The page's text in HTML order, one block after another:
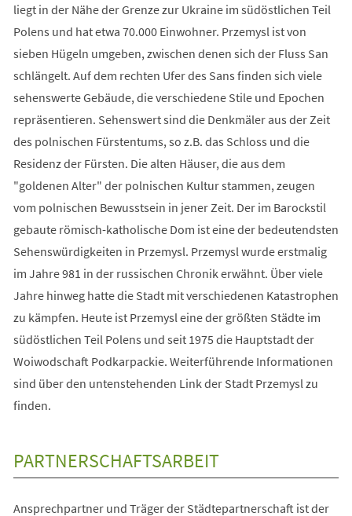
liegt in der Nähe der Grenze zur Ukraine im südöstlichen Teil
Polens und hat etwa 70.000 Einwohner. Przemysl ist von
sieben Hügeln umgeben, zwischen denen sich der Fluss San
schlängelt. Auf dem rechten Ufer des Sans finden sich viele
sehenswerte Gebäude, die verschiedene Stile und Epochen
repräsentieren. Sehenswert sind die Denkmäler aus der Zeit
des polnischen Fürstentums, so z.B. das Schloss und die
Residenz der Fürsten. Die alten Häuser, die aus dem
"goldenen Alter" der polnischen Kultur stammen, zeugen
vom polnischen Bewusstsein in jener Zeit. Der im Barockstil
gebaute römisch-katholische Dom ist eine der bedeutendsten
Sehenswürdigkeiten in Przemysl. Przemysl wurde erstmalig
im Jahre 981 in der russischen Chronik erwähnt. Über viele
Jahre hinweg hatte die Stadt mit verschiedenen Katastrophen
zu kämpfen. Heute ist Przemysl eine der größten Städte im
südöstlichen Teil Polens und seit 1975 die Hauptstadt der
Woiwodschaft Podkarpackie. Weiterführende Informationen
sind über den untenstehenden Link der Stadt Przemysl zu
finden.
PARTNERSCHAFTSARBEIT
Ansprechpartner und Träger der Städtepartnerschaft ist der